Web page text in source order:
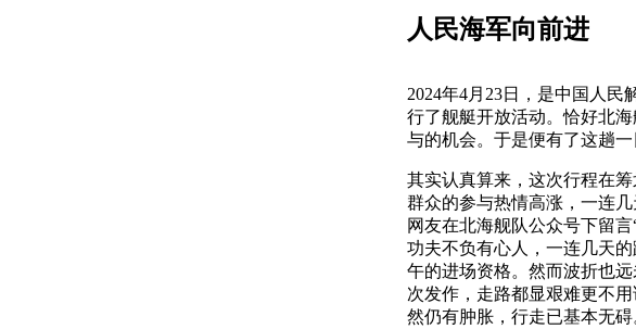
人民海军向前进
2024年4月23日，是中国人
行了舰艇开放活动。恰好北
与的机会。于是便有了这趟一
其实认真算来，这次行程在
群众的参与热情高涨，一连
网友在北海舰队公众号下留
功夫不负有心人，一连几天
午的进场资格。然而波折也
次发作，走路都显艰难更不
然仍有肿胀，行走已基本无